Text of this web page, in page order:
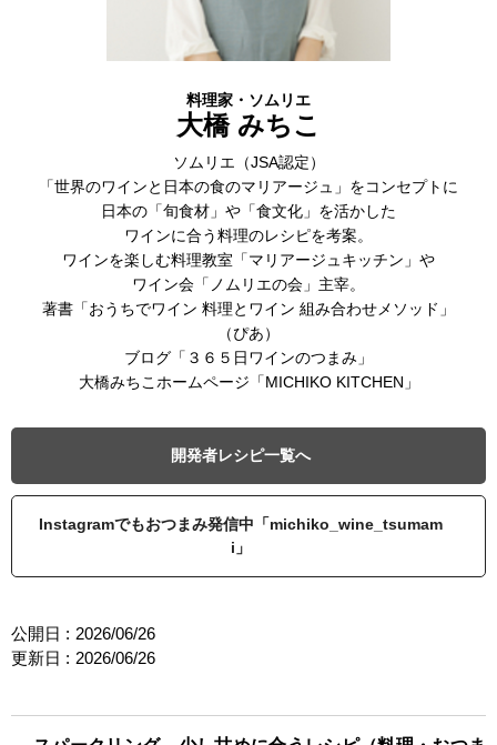
料理家・ソムリエ
大橋 みちこ
ソムリエ（JSA認定）
「世界のワインと日本の食のマリアージュ」をコンセプトに
日本の「旬食材」や「食文化」を活かした
ワインに合う料理のレシピを考案。
ワインを楽しむ料理教室「マリアージュキッチン」や
ワイン会「ノムリエの会」主宰。
著書「おうちでワイン 料理とワイン 組み合わせメソッド」
（ぴあ）
ブログ「３６５日ワインのつまみ」
大橋みちこホームページ「MICHIKO KITCHEN」
開発者レシピ一覧へ
Instagramでもおつまみ発信中「michiko_wine_tsumam
i」
公開日 : 2026/06/26
更新日 : 2026/06/26